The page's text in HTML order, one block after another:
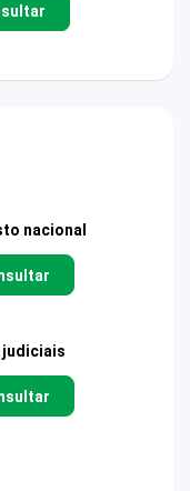
nacional
judiciais